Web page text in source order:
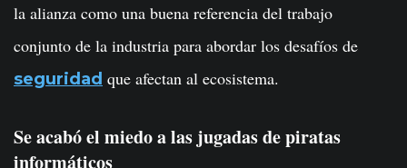
la alianza como una buena referencia del trabajo
conjunto de la industria para abordar los desafíos de
seguridad que afectan al ecosistema.
Se acabó el miedo a las jugadas de piratas
informáticos